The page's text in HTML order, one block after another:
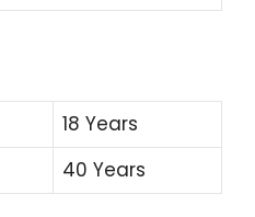
18 Years
40 Years